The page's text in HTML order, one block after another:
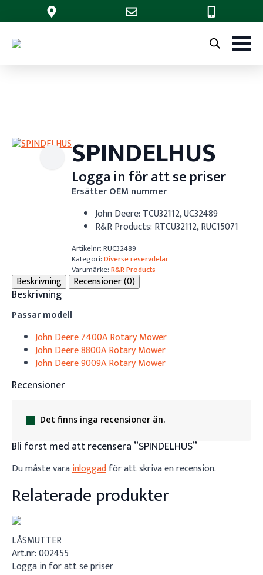
SPINDELHUS
Logga in för att se priser
Ersätter OEM nummer
John Deere: TCU32112, UC32489
R&R Products: RTCU32112, RUC15071
Artikelnr:RUC32489
Kategori:Diverse reservdelar
Varumärke:R&R Products
Beskrivning Recensioner (0)
Beskrivning
Passar modell
John Deere 7400A Rotary Mower
John Deere 8800A Rotary Mower
John Deere 9009A Rotary Mower
Recensioner
Det finns inga recensioner än.
Bli först med att recensera ”SPINDELHUS”
Du måste varainloggadför att skriva en recension.
Relaterade produkter
LÅSMUTTER
Art.nr: 002455
Logga in för att se priser